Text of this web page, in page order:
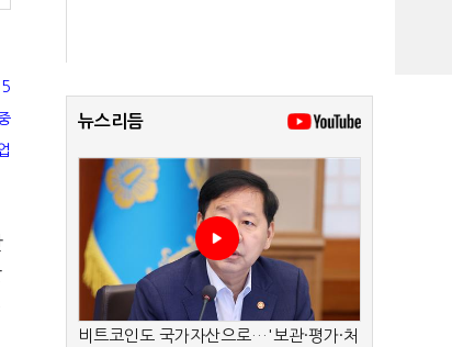
뉴스리듬
비트코인도 국가자산으로…'보관·평가·처